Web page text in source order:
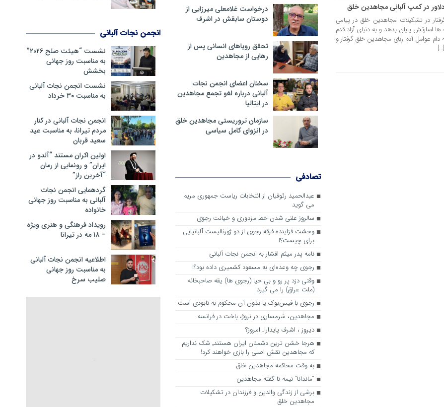
در کمپ آلبانی مجاهدین خلق
در تشکیلات مجاهدین خلق در پیامی
اسارتش پایان بدهد و به دنیای آزاد قدم
سال 1377 در ترکیه به دام عوامل آدم ربای مجاهدین خلق گرفتار و
درخواست غلامعلی میرزایی از
دوستان سابقش در اشرف
تحقق رویاهای انسانی پس از
رهایی از مجاهدین
سخنان اعضای انجمن نجات
آلبانی درباره لغو تجمع مجاهدین
در ایتالیا
سازمان تروریستی مجاهدین خلق
در انزوای کامل سیاسی
تصادفی
عبدالحمید رئوفیان از انتخابات ریاست جمهوری مریم
می گوید
سالروز علنی شدن خط مزدوری و خیانت رجوی
وحشت فزاینده فرقه رجوی از دو ژورنالیست آلبانیایی
برای چیست؟!
نامه پدر میثم افشار به انجمن نجات آلبانی
رجوی چه وعده‌ای به مسعود کشمیری داده بود؟!
وقتی دزد پر رو و بی حیا (رجوی ها) یقه صاحبخانه
(ملت عراق) را می گیرد
رجوی با فیس‌بوک یا بدون آن محکوم به نابودی است
مجاهدین، شرم‎ساری در نروژ، باخت در فرانسه
ديروز ، اشرف پايدار!…امروز؟
هرجا خشن ترین دشمنان ایران هستند٬ شک نداریم
که مجاهدین نقش اصلی را بازی خواهند کرد!
به وقت محاکمه مجاهدین خلق
“ماندانا” نیمه نا گفته مجاهدین
برشی از زندگی والدین و فرزندان در تشکیلات
مجاهدین خلق
انجمن نجات آلبانی
نشست “هیئت صلح ۲۰۲۶”
به مناسبت روز جهانی
بخشش
نشست انجمن نجات آلبانی
به مناسبت ۳۰ خرداد
انجمن نجات آلبانی در کنار
مردم تیرانا، به مناسبت عید
سعید قربان
اولین اکران مستند “آلدو در
ایران” و رونمایی از رمان
“آخرین راز”
گردهمایی انجمن نجات
آلبانی به مناسبت روز جهانی
خانواده
رویداد فرهنگی و هنری ویژه
– ۱۸ مه در تیرانا
اطلاعیه انجمن نجات آلبانی
به مناسبت روز جهانی
صلیب سرخ